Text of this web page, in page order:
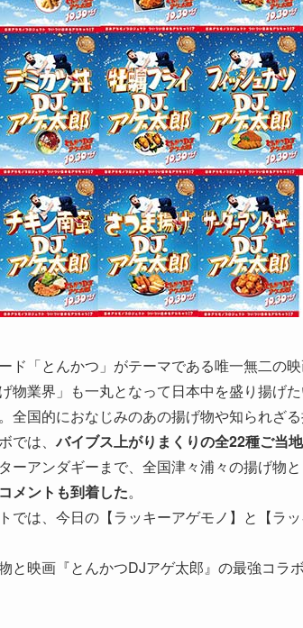
ド「とんかつ」がテーマである唯一無二の
物業界」も一丸となって日本中を盛り揚げた
。全国的におなじみのあの揚げ物や知られざ
では、バイブス上がりまくりの全22種ご当
ーアンダギーまで、全国津々浦々の揚げ物
メントも到着した。
では、今日の【ラッキーアゲモノ】と【ラ
と映画『とんかつDJアゲ太郎』の最強コラ